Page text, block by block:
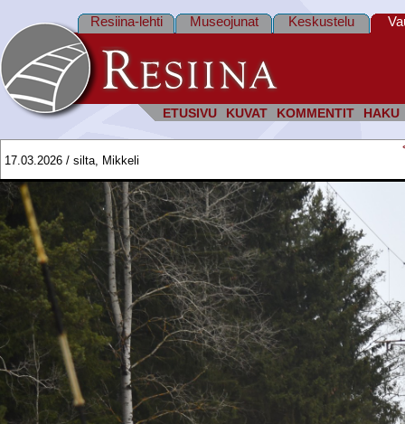
ETUSIVU KUVAT KOMMENTIT HAKU
Resiina-lehti Museojunat Keskustelu
17.03.2026 / silta, Mikkeli